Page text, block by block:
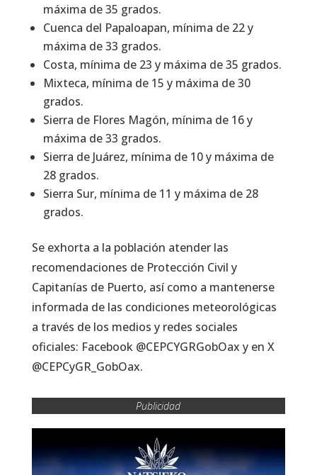
máxima de 35 grados.
Cuenca del Papaloapan, mínima de 22 y
máxima de 33 grados.
Costa, mínima de 23 y máxima de 35 grados.
Mixteca, mínima de 15 y máxima de 30
grados.
Sierra de Flores Magón, mínima de 16 y
máxima de 33 grados.
Sierra de Juárez, mínima de 10 y máxima de
28 grados.
Sierra Sur, mínima de 11 y máxima de 28
grados.
Se exhorta a la población atender las
recomendaciones de Protección Civil y
Capitanías de Puerto, así como a mantenerse
informada de las condiciones meteorológicas
a través de los medios y redes sociales
oficiales: Facebook @CEPCYGRGobOax y en X
@CEPCyGR_GobOax.
Publicidad